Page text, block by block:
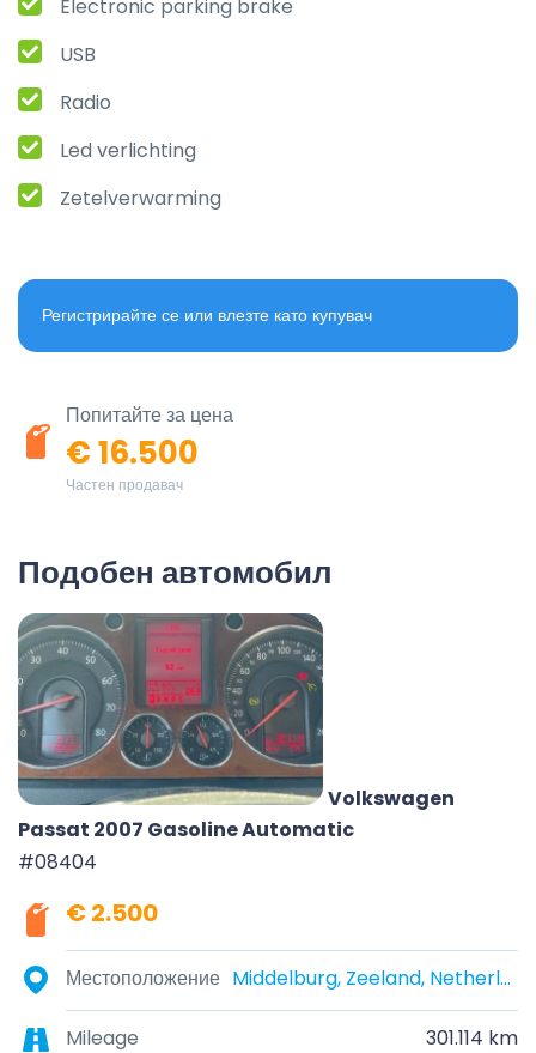
Electronic parking brake
USB
Radio
Led verlichting
Zetelverwarming
Регистрирайте се или влезте като купувач
Попитайте за цена
€ 16.500
Частен продавач
Подобен автомобил
Volkswagen
Passat 2007 Gasoline Automatic
#08404
€ 2.500
Местоположение Middelburg, Zeeland, Netherlands
Mileage 301.114 km